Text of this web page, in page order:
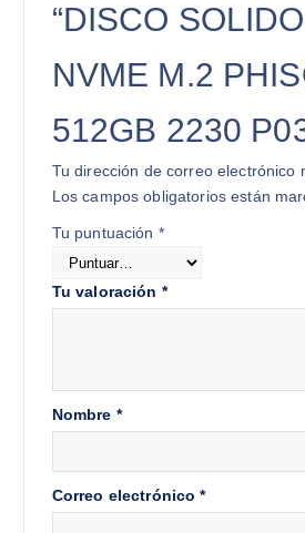
“DISCO
NVME M.2
512GB 2230
Tu dirección de correo electrónico
Los campos obligatorios están
Tu puntuación *
Tu valoración *
Nombre *
Correo electrónico*